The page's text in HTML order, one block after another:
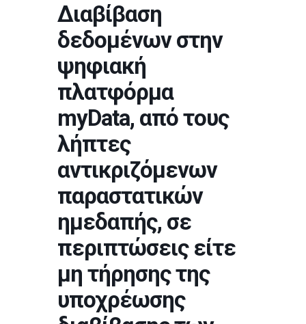
Διαβίβαση
δεδομένων στην
ψηφιακή
πλατφόρμα
myData, από τους
λήπτες
αντικριζόμενων
παραστατικών
ημεδαπής, σε
περιπτώσεις είτε
μη τήρησης της
υποχρέωσης